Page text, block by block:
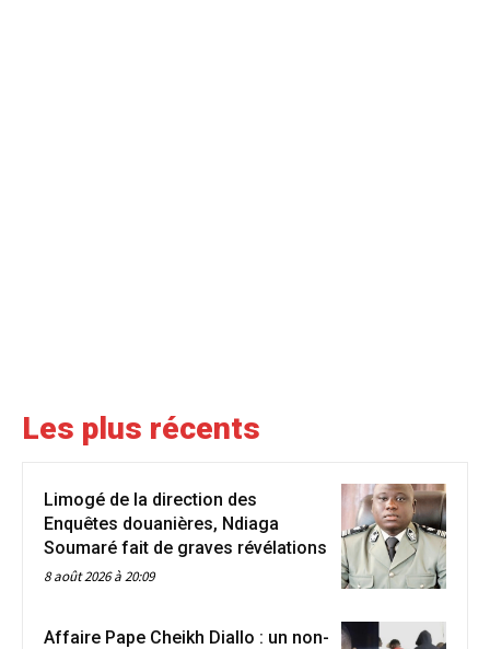
Les plus récents
Limogé de la direction des
Enquêtes douanières, Ndiaga
Soumaré fait de graves révélations
8 août 2026 à 20:09
Affaire Pape Cheikh Diallo : un non-